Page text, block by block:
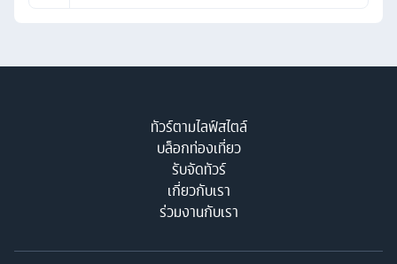
ทัวร์ตามไลฟ์สไตล์
บล็อกท่องเที่ยว
รับจัดทัวร์
เกี่ยวกับเรา
ร่วมงานกับเรา